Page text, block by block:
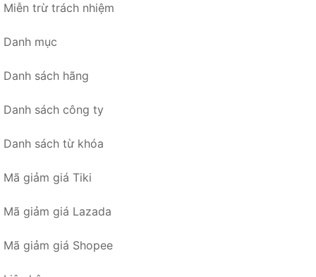
Miễn trừ trách nhiệm
Danh mục
Danh sách hãng
Danh sách công ty
Danh sách từ khóa
Mã giảm giá Tiki
Mã giảm giá Lazada
Mã giảm giá Shopee